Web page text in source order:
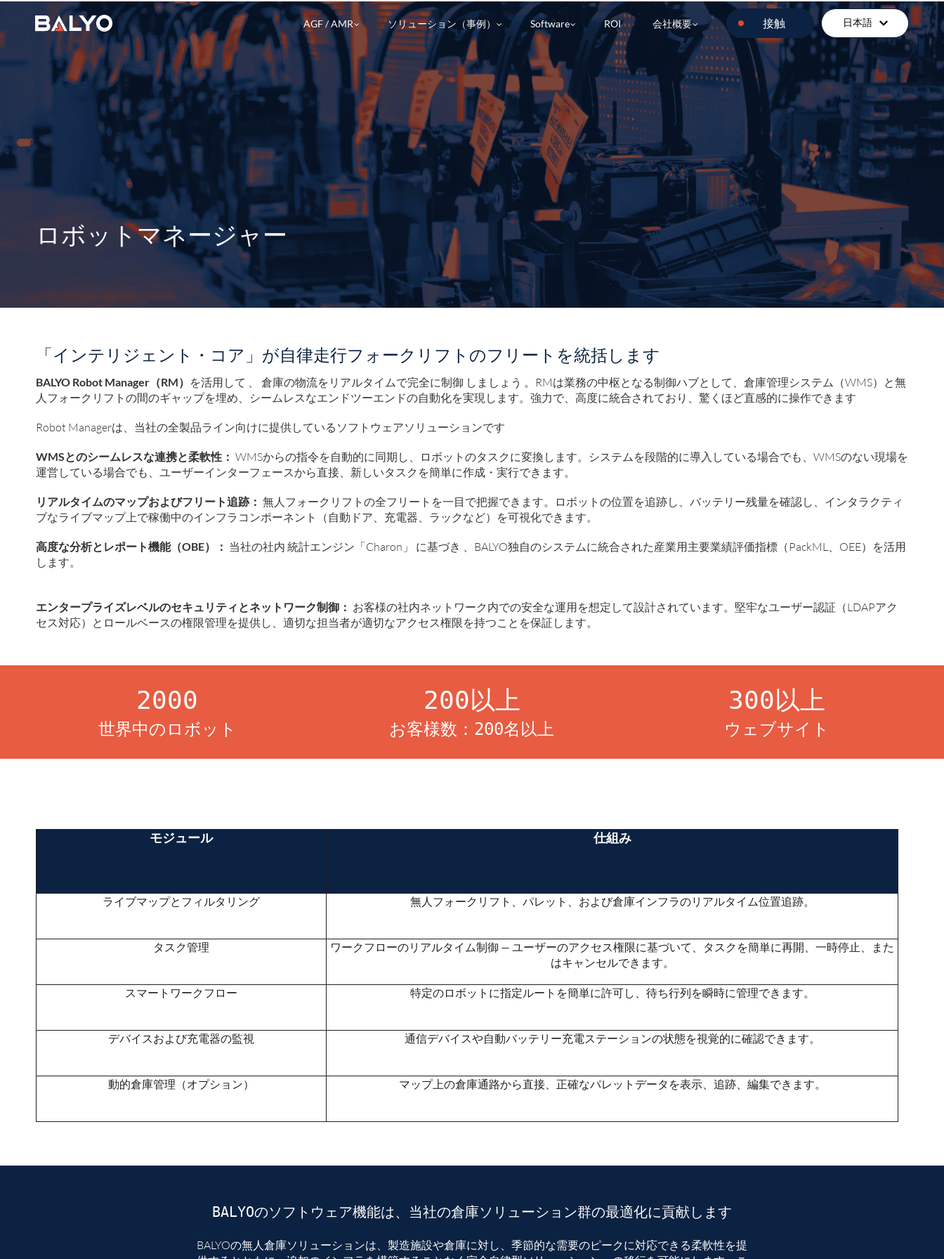
AGF / AMRShow submenu for AGF / AMR
ソリューション（事例） Show submenu for ソリューション（事例）
SoftwareShow submenu for Software
ROI 会社概要Show submenu for 会社概要
接触 日本語
ロボットマネージャー
「インテリジェント・コア」が自律走行フォークリフトのフリートを統括します
BALYO Robot Manager（RM） を活用して 、 倉庫の物流をリアルタイムで完全に制御 しましょう 。RMは業務の中枢となる制御ハブとして、倉庫管理システム（WMS）と無
人フォークリフトの間のギャップを埋め、シームレスなエンドツーエンドの自動化を実現します。強力で、高度に統合されており、驚くほど直感的に操作できます
Robot Managerは、当社の全製品ライン向けに提供しているソフトウェアソリューションです
WMSとのシームレスな連携と柔軟性： WMSからの指令を自動的に同期し、ロボットのタスクに変換します。システムを段階的に導入している場合でも、WMSのない現場を
運営している場合でも、ユーザーインターフェースから直接、新しいタスクを簡単に作成・実行できます。
リアルタイムのマップおよびフリート追跡： 無人フォークリフトの全フリートを一目で把握できます。ロボットの位置を追跡し、バッテリー残量を確認し、インタラクティ
ブなライブマップ上で稼働中のインフラコンポーネント（自動ドア、充電器、ラックなど）を可視化できます。
高度な分析とレポート機能（OBE）： 当社の社内 統計エンジン「Charon」 に基づき 、BALYO独自のシステムに統合された産業用主要業績評価指標（PackML、OEE）を活用
します。
エンタープライズレベルのセキュリティとネットワーク制御： お客様の社内ネットワーク内での安全な運用を想定して設計されています。堅牢なユーザー認証（LDAPアク
セス対応）とロールベースの権限管理を提供し、適切な担当者が適切なアクセス権限を持つことを保証します。
2000
世界中のロボット
200以上
お客様数：200名以上
300以上
ウェブサイト
モジュール 仕組み
ライブマップとフィルタリング 無人フォークリフト、パレット、および倉庫インフラのリアルタイム位置追跡。
タスク管理
ワークフローのリアルタイム制御 — ユーザーのアクセス権限に基づいて、タスクを簡単に再開、一時停止、また
はキャンセルできます。
スマートワークフロー 特定のロボットに指定ルートを簡単に許可し、待ち行列を瞬時に管理できます。
デバイスおよび充電器の監視 通信デバイスや自動バッテリー充電ステーションの状態を視覚的に確認できます。
動的倉庫管理（オプション） マップ上の倉庫通路から直接、正確なパレットデータを表示、追跡、編集できます。
BALYOのソフトウェア機能は、当社の倉庫ソリューション群の最適化に貢献します
BALYOの無人倉庫ソリューションは、製造施設や倉庫に対し、季節的な需要のピークに対応できる柔軟性を提